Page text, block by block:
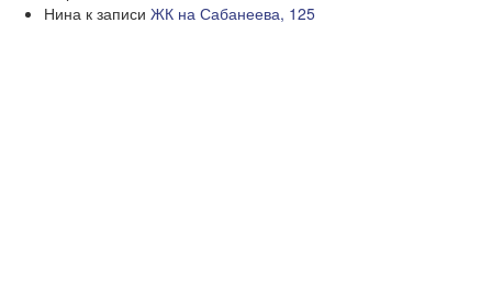
Нина к записи ЖК на Сабанеева, 125